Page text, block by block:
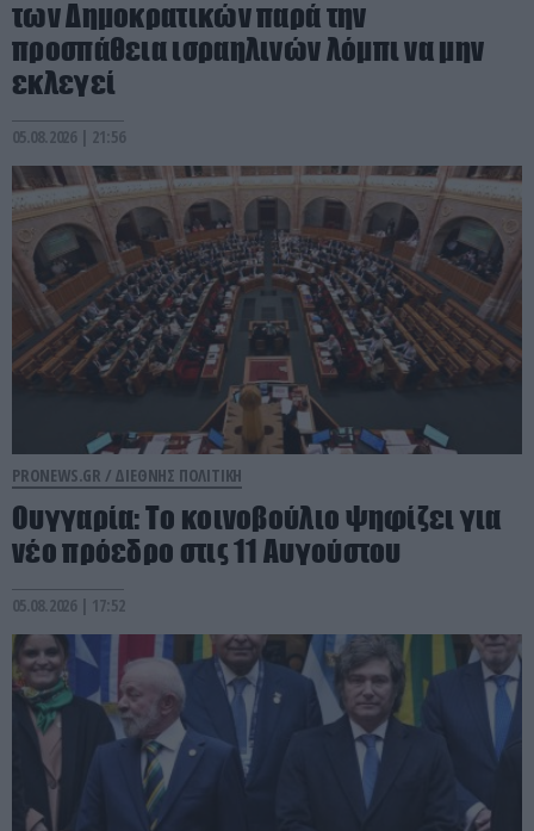
των Δημοκρατικών παρά την
προσπάθεια ισραηλινών λόμπι να μην
εκλεγεί
05.08.2026 | 21:56
PRONEWS.GR / ΔΙΕΘΝΗΣ ΠΟΛΙΤΙΚΗ
Ουγγαρία: Το κοινοβούλιο ψηφίζει για
νέο πρόεδρο στις 11 Αυγούστου
05.08.2026 | 17:52